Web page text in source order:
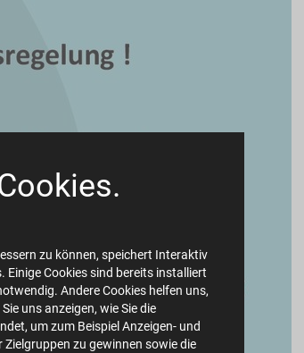
zu können, speichert Interaktiv
Cookies sind bereits installiert
Andere Cookies helfen uns,
uns anzeigen, wie Sie die
um zum Beispiel Anzeigen- und
zu gewinnen sowie die